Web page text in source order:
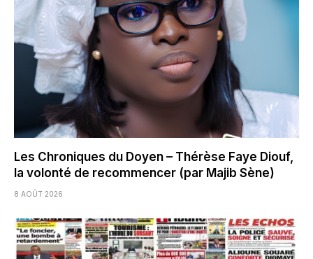
Les Chroniques du Doyen – Thérèse Faye Diouf,
la volonté de recommencer (par Majib Sène)
8 AOÛT 2026